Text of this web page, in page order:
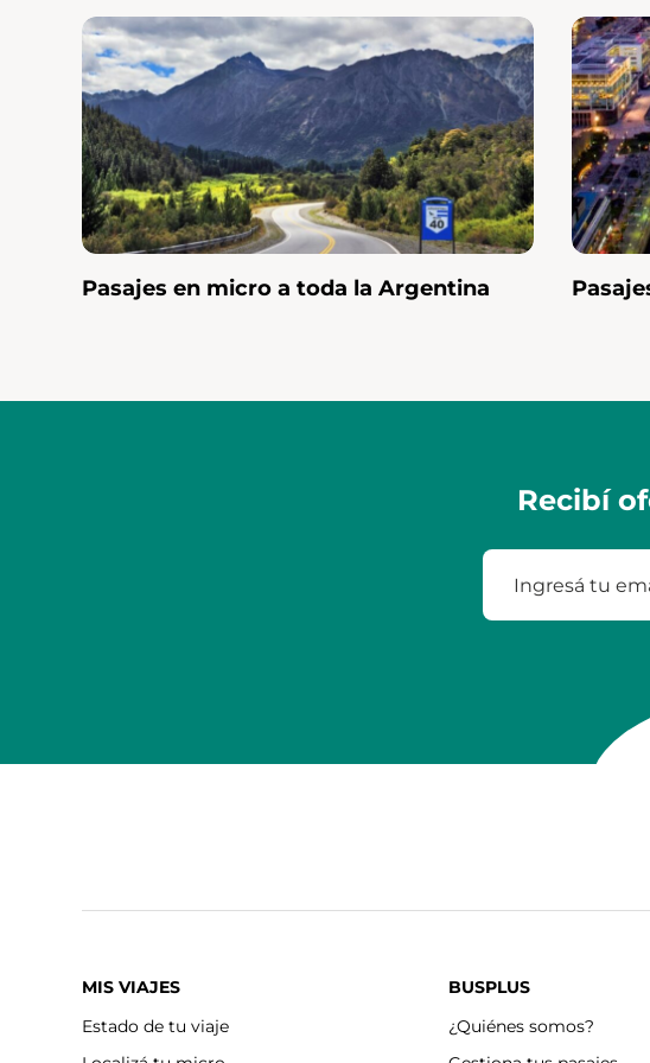
Sacá tuspasajes de micro
ciudad durante estos
Pasajes en micro a toda la Argentina
Recibí
MIS VIAJES
Estado de tu viaje
BUSPLUS
¿Quiénes somos?